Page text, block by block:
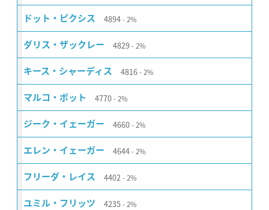
ドット・ピクシス 4894 2%
ダリス・ザックレー 4829 2%
キース・シャーディス 4816 2%
マルコ・ボット 4770 2%
ジーク・イェーガー 4660 2%
エレン・イェーガー 4644 2%
フリーダ・レイス 4402 2%
ユミル・フリッツ 4235 2%